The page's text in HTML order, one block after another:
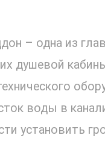
– одна из
душевой
воды в
установить